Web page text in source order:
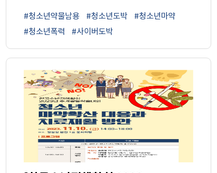
#청소년약물남용 #청소년도박
#청소년마약
#청소년폭력
#사이버도박